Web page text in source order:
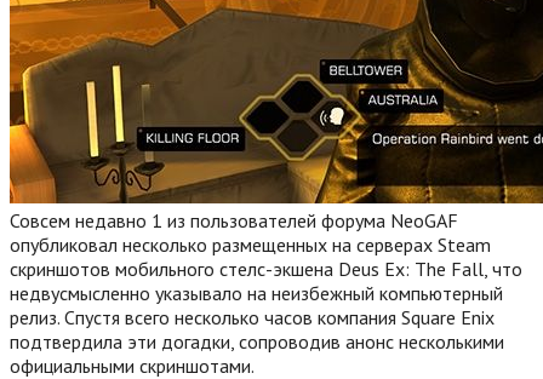
Совсем недавно 1 из пользователей форума NeoGAF
опубликовал несколько размещенных на серверах Steam
скриншотов мобильного стелс-экшена Deus Ex: The Fall, что
недвусмысленно указывало на неизбежный компьютерный
релиз. Спустя всего несколько часов компания Square Enix
подтвердила эти догадки, сопроводив анонс несколькими
официальными скриншотами.